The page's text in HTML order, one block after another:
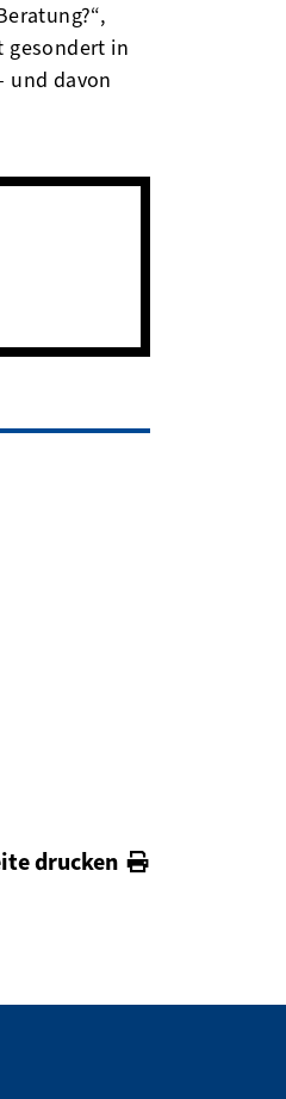
gesondert in
und davon
drucken